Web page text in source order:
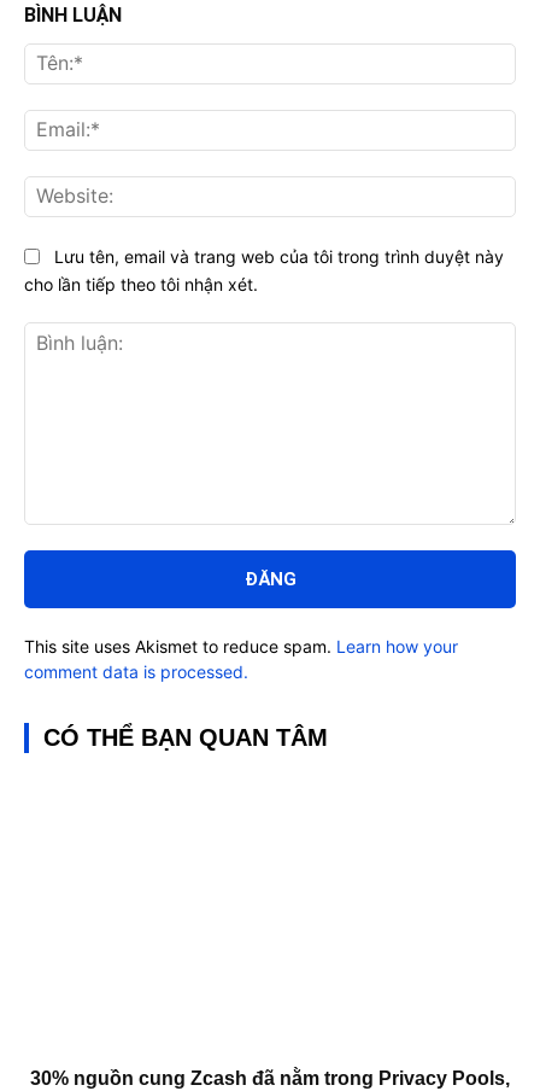
BÌNH LUẬN
luận:
Lưu tên, email và trang web của tôi trong trình duyệt này
cho lần tiếp theo tôi nhận xét.
This site uses Akismet to reduce spam. Learn how your
comment data is processed.
CÓ THỂ BẠN QUAN TÂM
30% nguồn cung Zcash đã nằm trong Privacy Pools,